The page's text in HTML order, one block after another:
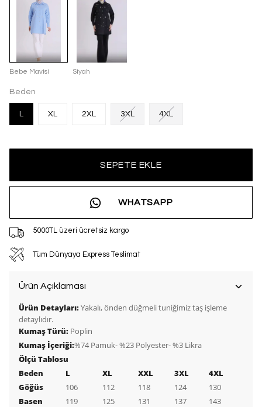
Bebe Mavisi Siyah
Beden
L XL 2XL 3XL 4XL
SEPETE EKLE
WHATSAPP
5000TL üzeri ücretsiz kargo
Tüm Dünyaya Express Teslimat
Ürün Açıklaması
Ürün Detayları:Yakalı, önden düğmeli tuniğimiz taş işleme
detaylıdır.
Kumaş Türü: Poplin
Kumaş İçeriği:%74 Pamuk- %23 Polyester- %3 Likra
Ölçü Tablosu
Beden
L XL XXL 3XL
4XL
Göğüs
106 112 118 124
130
Basen
119 125 131 137
143